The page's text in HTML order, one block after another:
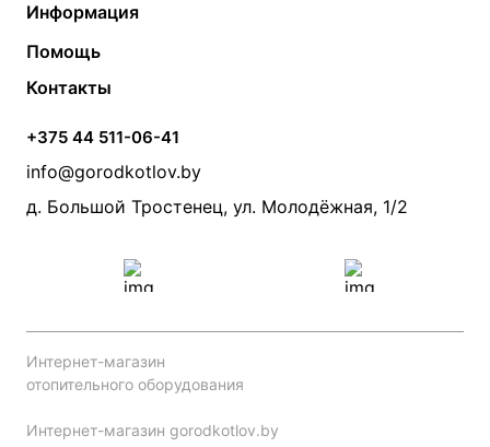
Твердотопливные котлы
Электрические котлы
Банные печи
Камины и печи
Теплый пол
Радиаторы
Насосы
Дымоходы
Информация
Контакты
Статьи
Акции
Производители
Помощь
Монтаж систем отопления
Прайс по монтажу систем отопления
Проект систем отопления
Контакты
+375 44 511-06-41
info@gorodkotlov.by
д. Большой Тростенец, ул. Молодёжная, 1/2
Интернет-магазин
отопительного оборудования
Интернет-магазин gorodkotlov.by